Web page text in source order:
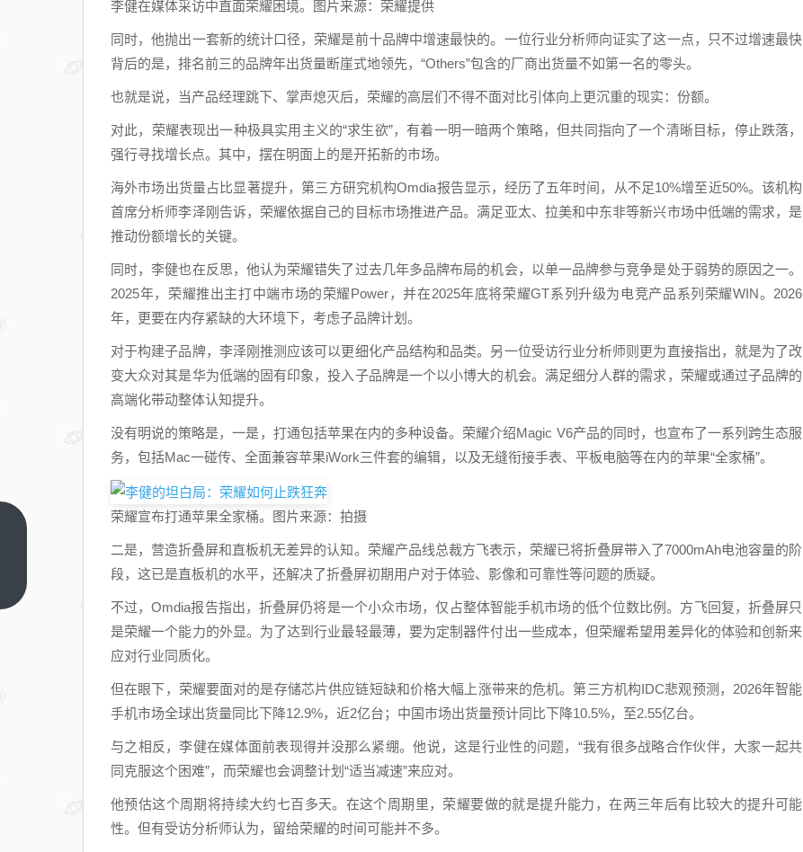
李健在媒体采访中直面荣耀困境。图片来源：荣耀提供
同时，他抛出一套新的统计口径，荣耀是前十品牌中增速最快的。一位行业分析师向证实了这一点，只不过增速最快
背后的是，排名前三的品牌年出货量断崖式地领先，“Others”包含的厂商出货量不如第一名的零头。
也就是说，当产品经理跳下、掌声熄灭后，荣耀的高层们不得不面对比引体向上更沉重的现实：份额。
对此，荣耀表现出一种极具实用主义的“求生欲”，有着一明一暗两个策略，但共同指向了一个清晰目标，停止跌落，
强行寻找增长点。其中，摆在明面上的是开拓新的市场。
海外市场出货量占比显著提升，第三方研究机构Omdia报告显示，经历了五年时间，从不足10%增至近50%。该机构
首席分析师李泽刚告诉，荣耀依据自己的目标市场推进产品。满足亚太、拉美和中东非等新兴市场中低端的需求，是
推动份额增长的关键。
同时，李健也在反思，他认为荣耀错失了过去几年多品牌布局的机会，以单一品牌参与竞争是处于弱势的原因之一。
2025年，荣耀推出主打中端市场的荣耀Power，并在2025年底将荣耀GT系列升级为电竞产品系列荣耀WIN。2026
年，更要在内存紧缺的大环境下，考虑子品牌计划。
对于构建子品牌，李泽刚推测应该可以更细化产品结构和品类。另一位受访行业分析师则更为直接指出，就是为了改
变大众对其是华为低端的固有印象，投入子品牌是一个以小博大的机会。满足细分人群的需求，荣耀或通过子品牌的
高端化带动整体认知提升。
没有明说的策略是，一是，打通包括苹果在内的多种设备。荣耀介绍Magic V6产品的同时，也宣布了一系列跨生态服
务，包括Mac一碰传、全面兼容苹果iWork三件套的编辑，以及无缝衔接手表、平板电脑等在内的苹果“全家桶”。
荣耀宣布打通苹果全家桶。图片来源：拍摄
二是，营造折叠屏和直板机无差异的认知。荣耀产品线总裁方飞表示，荣耀已将折叠屏带入了7000mAh电池容量的阶
段，这已是直板机的水平，还解决了折叠屏初期用户对于体验、影像和可靠性等问题的质疑。
不过，Omdia报告指出，折叠屏仍将是一个小众市场，仅占整体智能手机市场的低个位数比例。方飞回复，折叠屏只
是荣耀一个能力的外显。为了达到行业最轻最薄，要为定制器件付出一些成本，但荣耀希望用差异化的体验和创新来
应对行业同质化。
但在眼下，荣耀要面对的是存储芯片供应链短缺和价格大幅上涨带来的危机。第三方机构IDC悲观预测，2026年智能
手机市场全球出货量同比下降12.9%，近2亿台；中国市场出货量预计同比下降10.5%，至2.55亿台。
与之相反，李健在媒体面前表现得并没那么紧绷。他说，这是行业性的问题，“我有很多战略合作伙伴，大家一起共
同克服这个困难”，而荣耀也会调整计划“适当减速”来应对。
他预估这个周期将持续大约七百多天。在这个周期里，荣耀要做的就是提升能力，在两三年后有比较大的提升可能
性。但有受访分析师认为，留给荣耀的时间可能并不多。